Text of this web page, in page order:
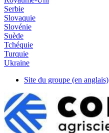
Serbie
Slovaquie
Slovénie
Suède
Tchéquie
Turquie
Ukraine
Site du groupe (en anglais)